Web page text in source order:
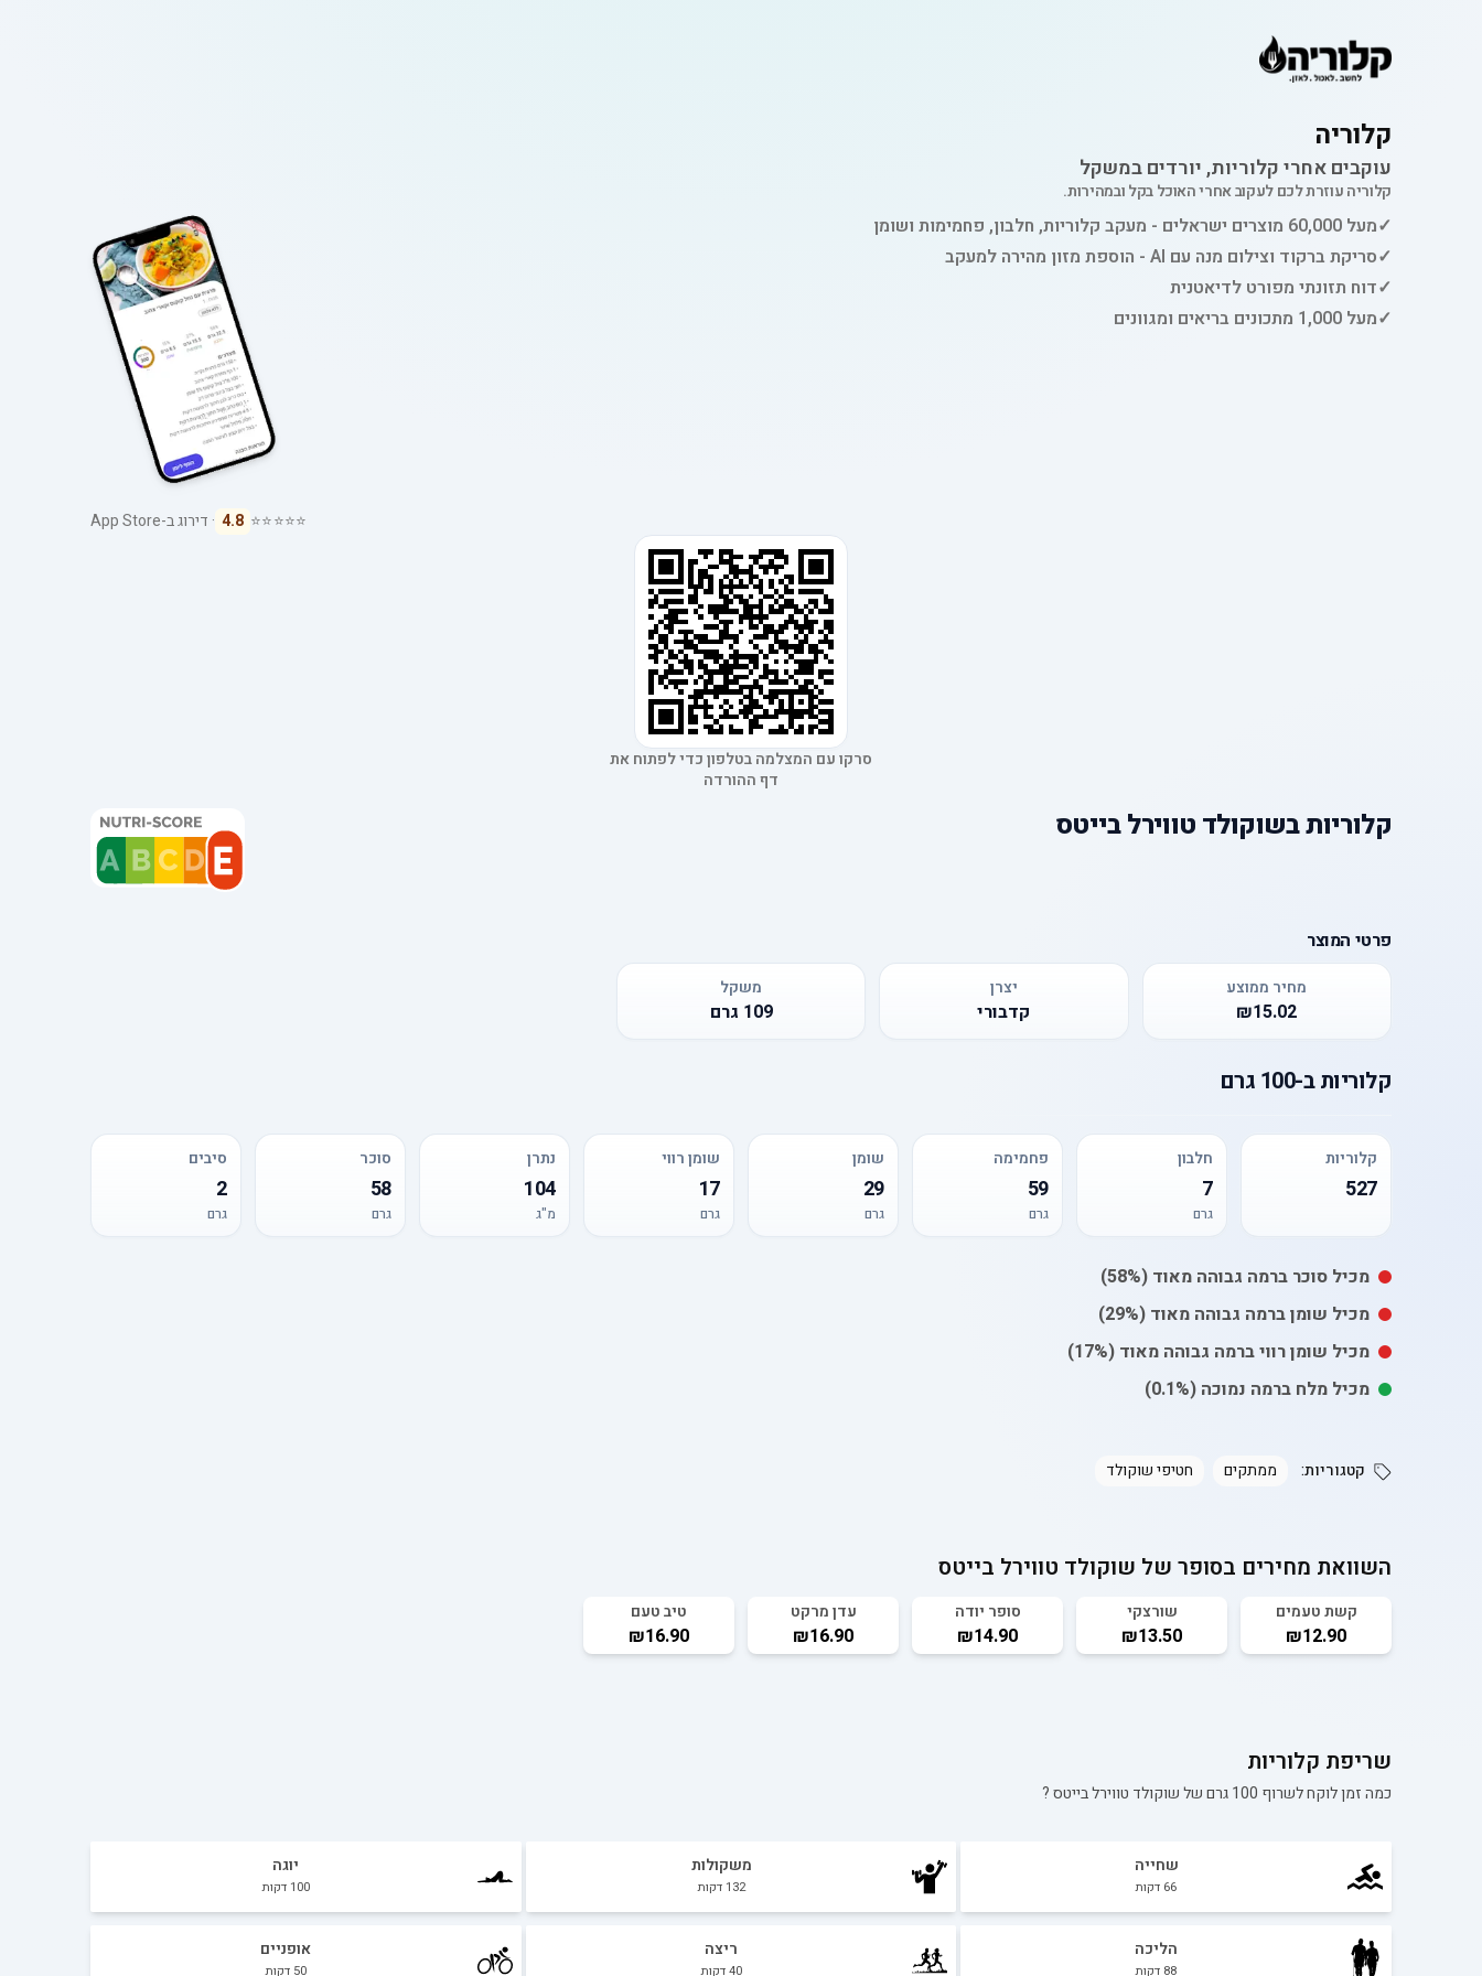
קלוריה
עוקבים אחרי קלוריות, יורדים במשקל
קלוריה עוזרת לכם לעקוב אחרי האוכל בקל ובמהירות.
✓מעל 60,000 מוצרים ישראלים - מעקב קלוריות, חלבון, פחמימות ושומן
✓סריקת ברקוד וצילום מנה עם AI - הוספת מזון מהירה למעקב
✓דוח תזונתי מפורט לדיאטנית
✓מעל 1,000 מתכונים בריאים ומגוונים
⭐⭐⭐⭐⭐
4.8 · דירוג ב-App Store
סרקו עם המצלמה בטלפון כדי לפתוח את
דף ההורדה
קלוריותבשוקולד טווירל בייטס
פרטי המוצר
מחיר ממוצע
₪15.02
יצרן
קדבורי
משקל
109 גרם
קלוריותב-100 גרם
קלוריות
527
חלבון
7
גרם
פחמימה
59
גרם
שומן
29
גרם
שומן רווי
17
גרם
נתרן
104
מ"ג
סוכר
58
גרם
סיבים
2
גרם
מכיל סוכר ברמה גבוהה מאוד (58%)
מכיל שומןברמה גבוהה מאוד (29%)
מכיל שומן רוויברמה גבוהה מאוד (17%)
מכיל מלח ברמה נמוכה (0.1%)
קטגוריות: ממתקים חטיפי שוקולד
השוואת מחירים בסופר של שוקולד טווירל בייטס
קשת טעמים
₪12.90
שורצקי
₪13.50
סופר יודה
₪14.90
עדן מרקט
₪16.90
טיב טעם
₪16.90
שריפת קלוריות
כמה זמן לוקח לשרוף 100 גרם של שוקולד טווירל בייטס?
שחייה
66 דקות
משקולות
132 דקות
יוגה
100 דקות
הליכה
88 דקות
ריצה
40דקות
אופניים
50 דקות